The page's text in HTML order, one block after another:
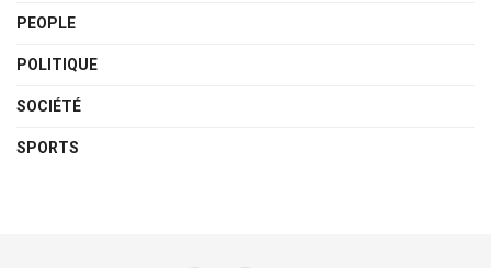
PEOPLE
POLITIQUE
SOCIÉTÉ
SPORTS